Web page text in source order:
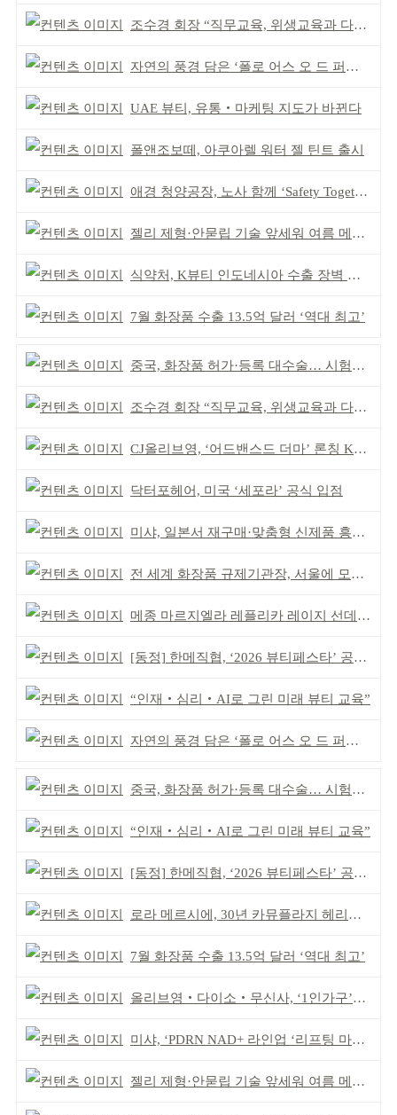
조수경 회장 “직무교육, 위생교육과 다르다”
자연의 풍경 담은 ‘폴로 어스 오 드 퍼퓸’ 4종 출시
UAE 뷰티, 유통‧마케팅 지도가 바뀐다
폴앤조보떼, 아쿠아렐 워터 젤 틴트 출시
애경 청양공장, 노사 함께 ‘Safety Together’ 개최
젤리 제형·안묻립 기술 앞세워 여름 메이크업 시장 공략
식약처, K뷰티 인도네시아 수출 장벽 완화 성과
7월 화장품 수출 13.5억 달러 ‘역대 최고’
중국, 화장품 허가·등록 대수술… 시험자료 공용 허용
조수경 회장 “직무교육, 위생교육과 다르다”
CJ올리브영, ‘어드밴스드 더마’ 론칭 K더마 육성 박차
닥터포헤어, 미국 ‘세포라’ 공식 입점
미샤, 일본서 재구매·맞춤형 신제품 흥행 ‘쌍끌이’
전 세계 화장품 규제기관장, 서울에 모인다
메종 마르지엘라 레플리카 레이지 선데이 모닝 디퓨저
[동정] 한메직협, ‘2026 뷰티페스타’ 공동 주최
“인재‧심리‧AI로 그린 미래 뷰티 교육”
자연의 풍경 담은 ‘폴로 어스 오 드 퍼퓸’ 4종 출시
중국, 화장품 허가·등록 대수술… 시험자료 공용 허용
“인재‧심리‧AI로 그린 미래 뷰티 교육”
[동정] 한메직협, ‘2026 뷰티페스타’ 공동 주최
로라 메르시에, 30년 카뮤플라지 헤리티지 담아
7월 화장품 수출 13.5억 달러 ‘역대 최고’
올리브영‧다이소‧무신사, ‘1인가구’가 이끈다
미샤, ‘PDRN NAD+ 라인업 ‘리프팅 마스크’ 출시
젤리 제형·안묻립 기술 앞세워 여름 메이크업 시장 공략